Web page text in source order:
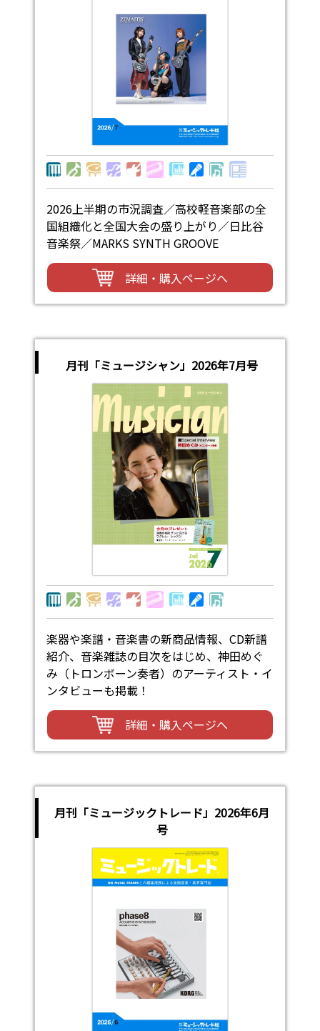
2026上半期の市況調査／高校軽音楽部の全
国組織化と全国大会の盛り上がり／日比谷
音楽祭／MARKS SYNTH GROOVE
詳細・購入ページへ
月刊「ミュージシャン」2026年7月号
楽器や楽譜・音楽書の新商品情報、CD新譜
紹介、音楽雑誌の目次をはじめ、神田めぐ
み（トロンボーン奏者）のアーティスト・イ
ンタビューも掲載！
詳細・購入ページへ
月刊「ミュージックトレード」2026年6月
号